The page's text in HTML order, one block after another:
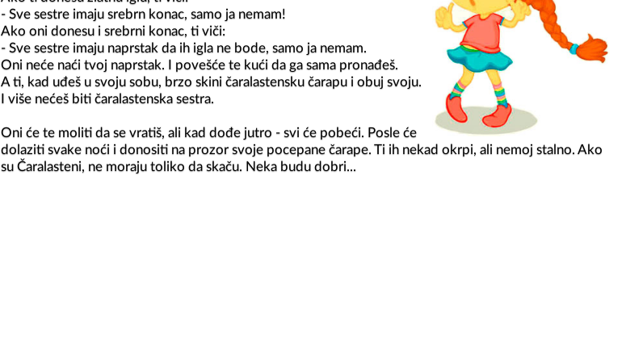
- Sve sestre imaju srebrn konac, samo ja nemam!
Ako oni donesu i srebrni konac, ti viči:
- Sve sestre imaju naprstak da ih igla ne bode, samo ja nemam.
Oni neće naći tvoj naprstak. I povešće te kući da ga sama pronađeš.
A ti, kad uđeš u svoju sobu, brzo skini čaralastensku čarapu i obuj svoju.
I više nećeš biti čaralastenska sestra.
Oni će te moliti da se vratiš, ali kad dođe jutro - svi će pobeći. Posle će
dolaziti svake noći i donositi na prozor svoje pocepane čarape. Ti ih nekad okrpi, ali nemoj stalno. Ako